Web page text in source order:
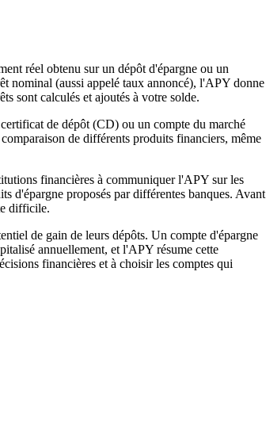
réel obtenu sur un dépôt d'épargne ou un
nominal (aussi appelé taux annoncé), l'APY donne
sont calculés et ajoutés à votre solde.
de dépôt (CD) ou un compte du marché
de différents produits financiers, même
financières à communiquer l'APY sur les
d'épargne proposés par différentes banques. Avant
difficile.
de gain de leurs dépôts. Un compte d'épargne
annuellement, et l'APY résume cette
financières et à choisir les comptes qui